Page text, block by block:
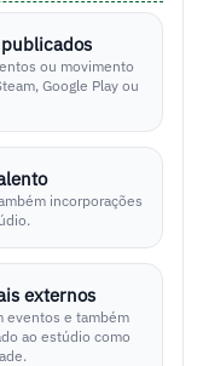
ou movimento
Google Play ou
incorporações
externos
eventos e também
ao estúdio como